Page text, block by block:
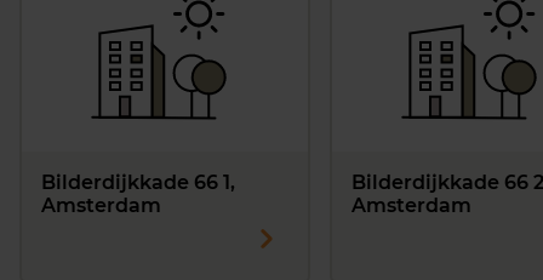
Bilderdijkkade 66 1,
Amsterdam
Bilderdijkkade 66
Amsterdam